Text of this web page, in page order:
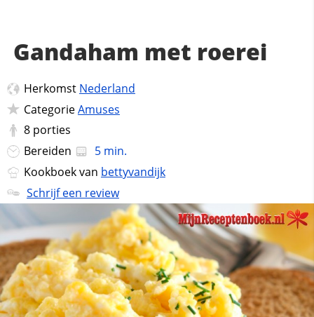
Gandaham met roerei
Herkomst Nederland
CategorieAmuses
8 porties
Bereiden
5 min.
Kookboek van bettyvandijk
Schrijf een review